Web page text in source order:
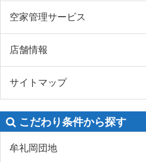
空家管理サービス
店舗情報
サイトマップ
こだわり条件から探す
牟礼岡団地